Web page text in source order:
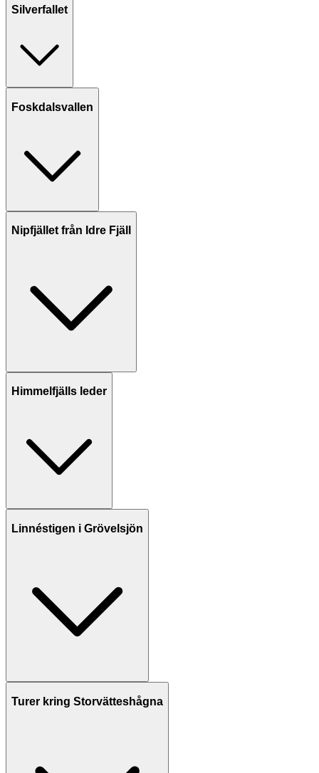
Silverfallet
Foskdalsvallen
Nipfjället från Idre Fjäll
Himmelfjälls leder
Linnéstigen i Grövelsjön
Turer kring Storvätteshågna